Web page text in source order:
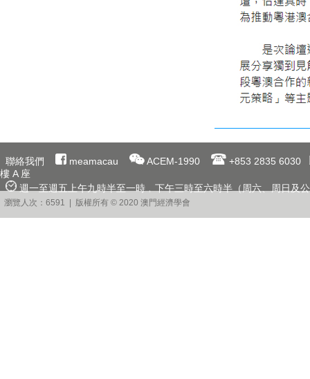
聯絡我們 meamacau ACEM-1990
+853 2835 6030
樓 A 座
週一至週五上午九時半至一時﹐下午三時至六時半（周六、周日及
瀏覽人次：6591 | 版權所有 © 2020 澳門經濟學會